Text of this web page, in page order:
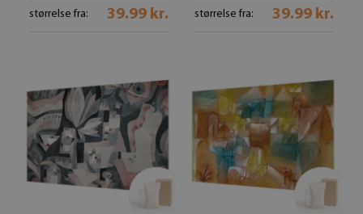
størrelse fra: 39.99 kr. størrelse fra: 39.99 kr.